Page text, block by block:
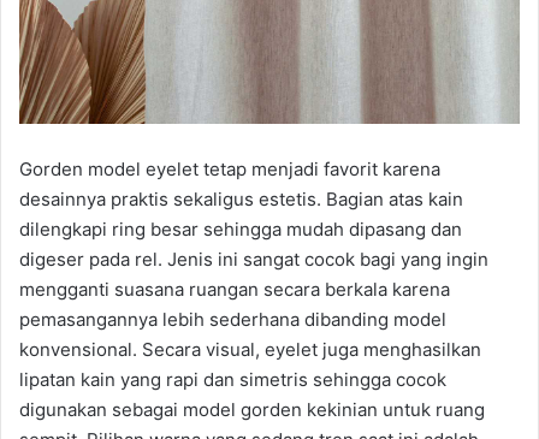
Gorden model eyelet tetap menjadi favorit karena
desainnya praktis sekaligus estetis. Bagian atas kain
dilengkapi ring besar sehingga mudah dipasang dan
digeser pada rel. Jenis ini sangat cocok bagi yang ingin
mengganti suasana ruangan secara berkala karena
pemasangannya lebih sederhana dibanding model
konvensional. Secara visual, eyelet juga menghasilkan
lipatan kain yang rapi dan simetris sehingga cocok
digunakan sebagai model gorden kekinian untuk ruang